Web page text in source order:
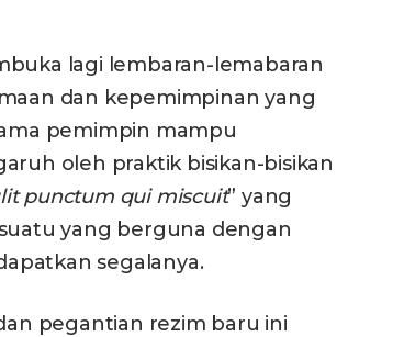
lagi lembaran-lemabaran
dan kepemimpinan yang
pemimpin mampu
oleh praktik bisikan-bisikan
punctum qui miscuit” yang
yang berguna dengan
segalanya.
pegantian rezim baru ini